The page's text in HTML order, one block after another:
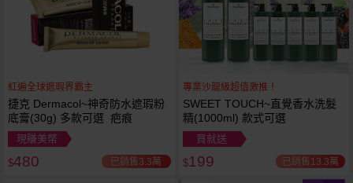
紅遍全球遮瑕界霸主
捷克 Dermacol~神奇防水遮瑕粉
底膏(30g) 多款可選 疤痕
現賺美幣
$480 已銷售3.3萬
專業沙龍級超值激推！
SWEET TOUCH~直覺香水洗髮
精(1000ml) 款式可選
買就送
$199 已銷售13.3萬